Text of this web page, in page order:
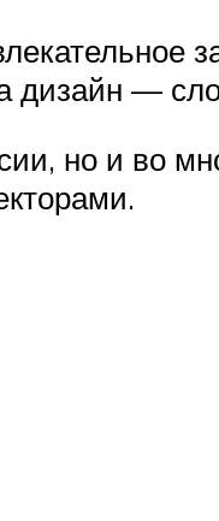
—
но и во